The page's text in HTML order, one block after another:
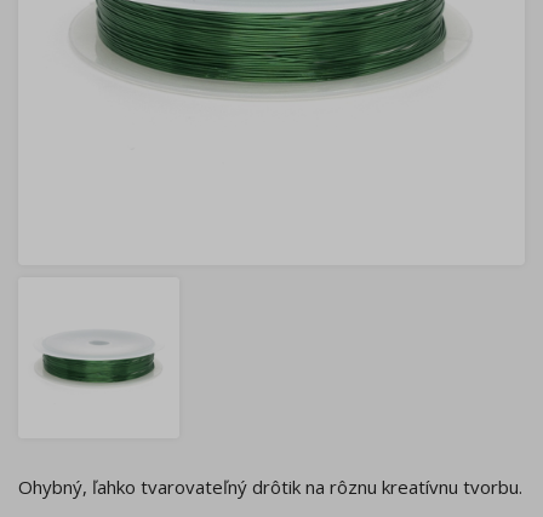
Ohybný, ľahko tvarovateľný drôtik na rôznu kreatívnu tvorbu.